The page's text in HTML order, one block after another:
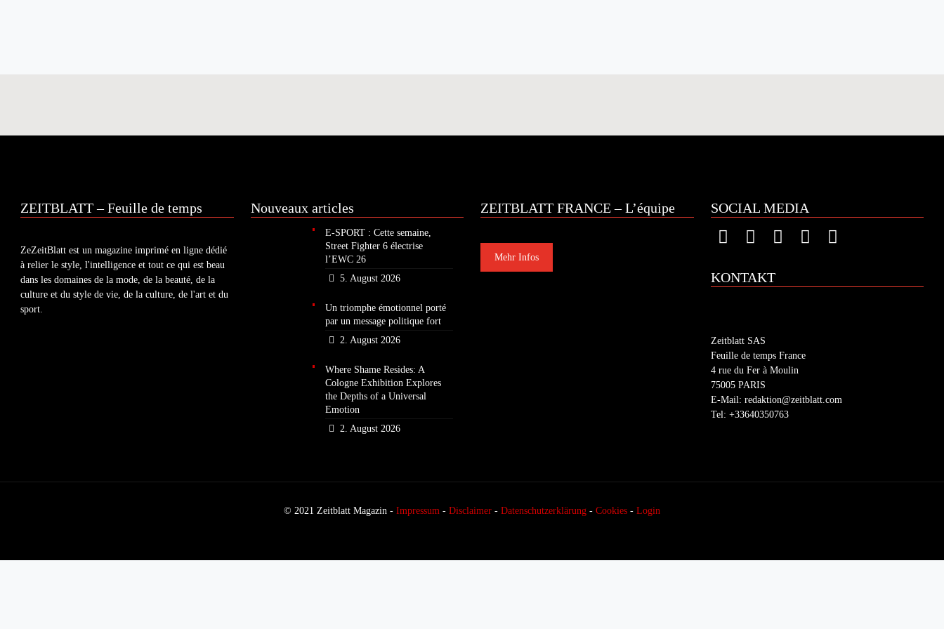
ZEITBLATT – Feuille de temps
ZeZeitBlatt est un magazine imprimé en ligne dédié
à relier le style, l'intelligence et tout ce qui est beau
dans les domaines de la mode, de la beauté, de la
culture et du style de vie, de la culture, de l'art et du
sport.
Nouveaux articles
E-SPORT : Cette semaine,
Street Fighter 6 électrise
l’EWC 26
5. August 2026
Un triomphe émotionnel porté
par un message politique fort
2. August 2026
Where Shame Resides: A
Cologne Exhibition Explores
the Depths of a Universal
Emotion
2. August 2026
ZEITBLATT FRANCE – L’équipe
Mehr Infos
SOCIAL MEDIA
KONTAKT
Zeitblatt SAS
Feuille de temps France
4 rue du Fer à Moulin
75005 PARIS
E-Mail: redaktion@zeitblatt.com
Tel: +33640350763
© 2021 Zeitblatt Magazin - Impressum - Disclaimer - Datenschutzerklärung - Cookies - Login